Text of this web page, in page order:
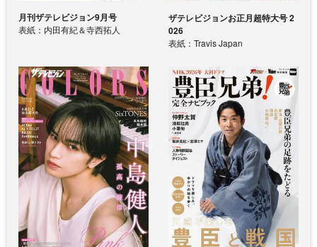
月刊ザテレビジョン9月号
表紙：内田有紀＆寺西拓人
ザテレビジョンお正月超特大号 2
026
表紙：Travis Japan